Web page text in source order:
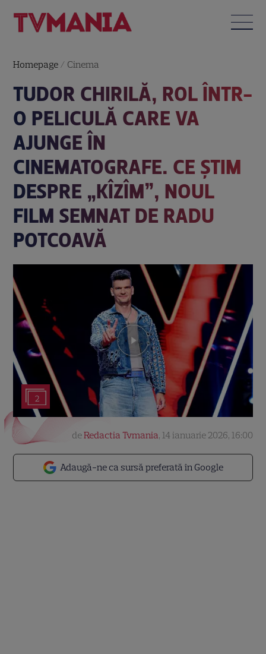
Homepage / Cinema
TUDOR CHIRILĂ, ROL ÎNTR-
O PELICULĂ CARE VA
AJUNGE ÎN
CINEMATOGRAFE. CE ȘTIM
DESPRE „KÎZÎM”, NOUL
FILM SEMNAT DE RADU
POTCOAVĂ
2
Adaugă-ne ca sursă preferată în Google
deRedactia Tvmania, 14 ianuarie 2026, 16:00